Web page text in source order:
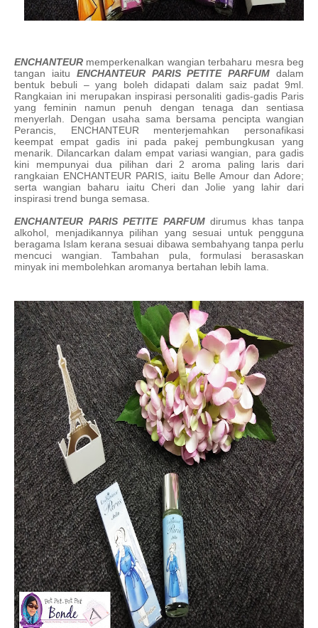
ENCHANTEUR memperkenalkan wangian terbaharu mesra beg
tangan iaitu ENCHANTEUR PARIS PETITE PARFUM dalam
bentuk bebuli – yang boleh didapati dalam saiz padat 9ml.
Rangkaian ini merupakan inspirasi personaliti gadis-gadis Paris
yang feminin namun penuh dengan tenaga dan sentiasa
menyerlah. Dengan usaha sama bersama pencipta wangian
Perancis, ENCHANTEUR menterjemahkan personafikasi
keempat empat gadis ini pada pakej pembungkusan yang
menarik. Dilancarkan dalam empat variasi wangian, para gadis
kini mempunyai dua pilihan dari 2 aroma paling laris dari
rangkaian ENCHANTEUR PARIS, iaitu Belle Amour dan Adore;
serta wangian baharu iaitu Cheri dan Jolie yang lahir dari
inspirasi trend bunga semasa.
ENCHANTEUR PARIS PETITE PARFUMdirumus khas tanpa
alkohol, menjadikannya pilihan yang sesuai untuk pengguna
beragama Islam kerana sesuai dibawa sembahyang tanpa perlu
mencuci wangian. Tambahan pula, formulasi berasaskan
minyak ini membolehkan aromanya bertahan lebih lama.